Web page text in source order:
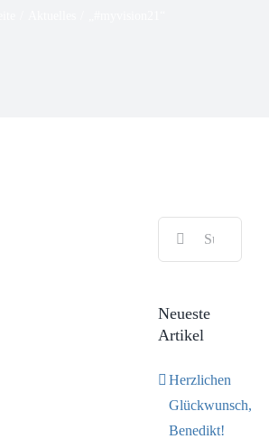
Neueste
Artikel
Herzlichen
Glückwunsch,
Benedikt!